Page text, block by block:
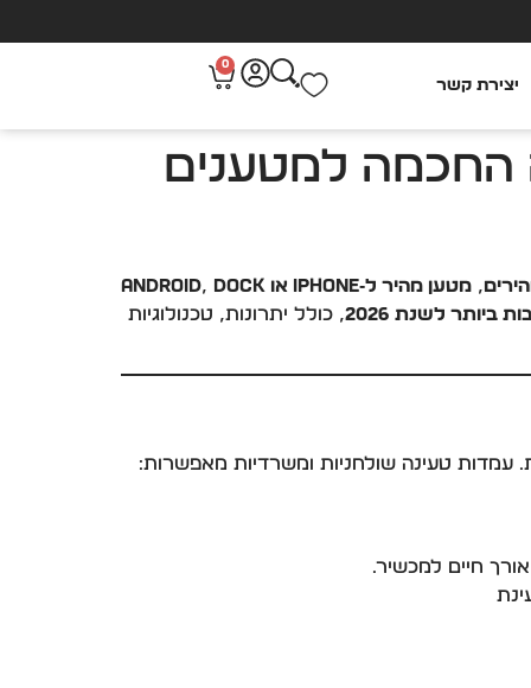
יצירת קשר
0
לשנת 2026 – הבחירה החכמה למטענים
, מטען מהיר ל‑iPhone או Android , Dock
ביותר לשנת 2026
, כולל יתרונות, טכנולוגיות
עמדות טעינה שולחניות ומשרדיות מאפשרות:
חיים למכשיר.